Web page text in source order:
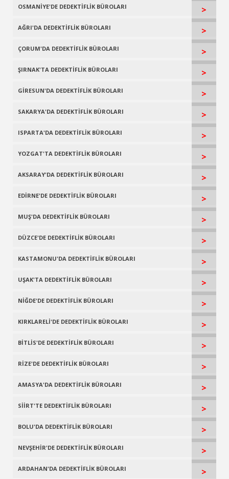
OSMANİYE'DE DEDEKTİFLİK BÜROLARI >
AĞRI'DA DEDEKTİFLİK BÜROLARI >
ÇORUM'DA DEDEKTİFLİK BÜROLARI >
ŞIRNAK'TA DEDEKTİFLİK BÜROLARI >
GİRESUN'DA DEDEKTİFLİK BÜROLARI >
SAKARYA'DA DEDEKTİFLİK BÜROLARI >
ISPARTA'DA DEDEKTİFLİK BÜROLARI >
YOZGAT'TA DEDEKTİFLİK BÜROLARI >
AKSARAY'DA DEDEKTİFLİK BÜROLARI >
EDİRNE'DE DEDEKTİFLİK BÜROLARI >
MUŞ'DA DEDEKTİFLİK BÜROLARI >
DÜZCE'DE DEDEKTİFLİK BÜROLARI >
KASTAMONU'DA DEDEKTİFLİK BÜROLARI >
UŞAK'TA DEDEKTİFLİK BÜROLARI >
NİĞDE'DE DEDEKTİFLİK BÜROLARI >
KIRKLARELİ'DE DEDEKTİFLİK BÜROLARI >
BİTLİS'DE DEDEKTİFLİK BÜROLARI >
RİZE'DE DEDEKTİFLİK BÜROLARI >
AMASYA'DA DEDEKTİFLİK BÜROLARI >
SİİRT'TE DEDEKTİFLİK BÜROLARI >
BOLU'DA DEDEKTİFLİK BÜROLARI >
NEVŞEHİR'DE DEDEKTİFLİK BÜROLARI >
ARDAHAN'DA DEDEKTİFLİK BÜROLARI >